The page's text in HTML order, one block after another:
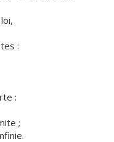
:
:
;